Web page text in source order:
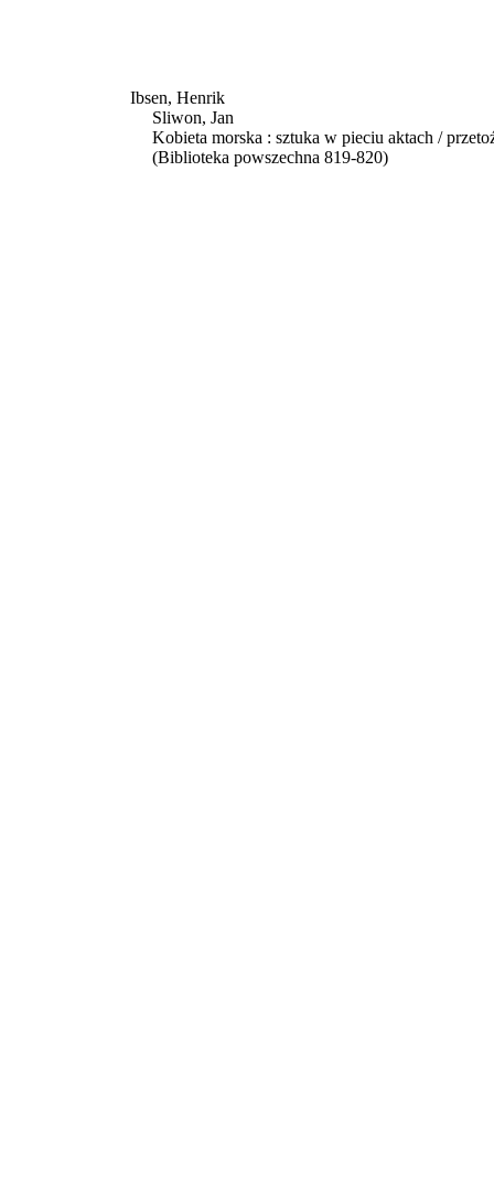
Ibsen, Henrik
Sliwon, Jan
Kobieta morska : sztuka w pieciu aktach /
(Biblioteka powszechna 819-820)